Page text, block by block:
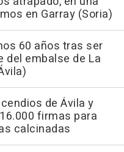
en Garray (Soria)
60 años tras ser
embalse de La
de Ávila y
firmas para
calcinadas